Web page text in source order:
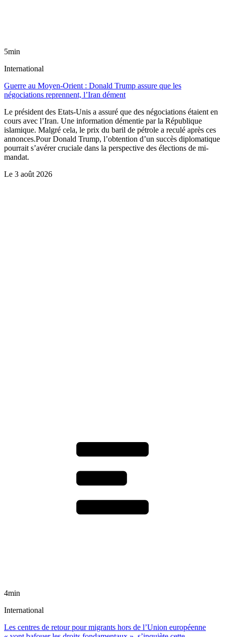
5min
International
Guerre au Moyen-Orient : Donald Trump assure que les
négociations reprennent, l’Iran dément
Le président des Etats-Unis a assuré que des négociations étaient en
cours avec l’Iran. Une information démentie par la République
islamique. Malgré cela, le prix du baril de pétrole a reculé après ces
annonces.Pour Donald Trump, l’obtention d’un succès diplomatique
pourrait s’avérer cruciale dans la perspective des élections de mi-
mandat.
Le 3 août 2026
4min
International
Les centres de retour pour migrants hors de l’Union européenne